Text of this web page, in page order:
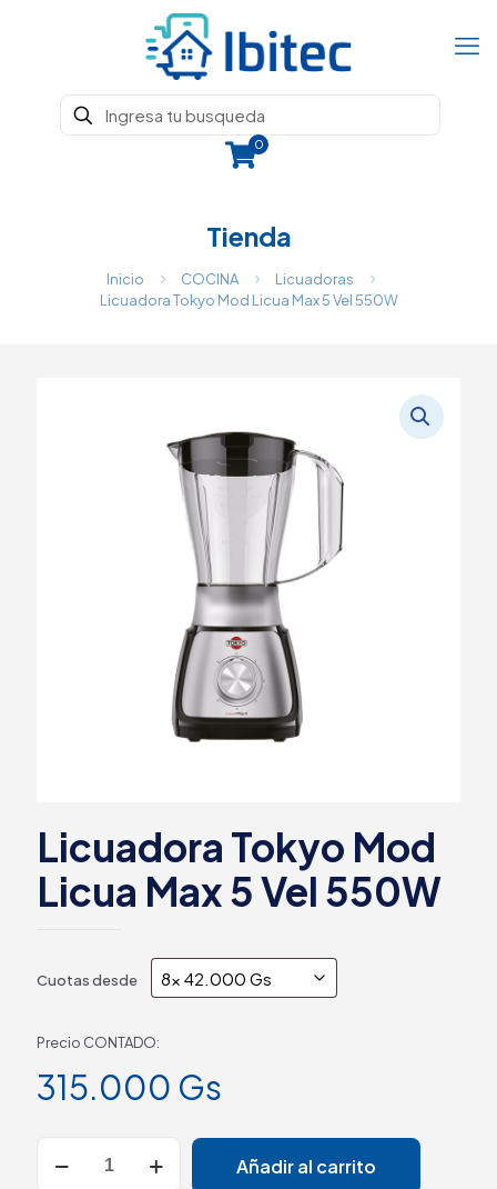
0
Tienda
Inicio COCINA
Licuadoras
Licuadora Tokyo Mod Licua Max 5 Vel 550W
Licuadora Tokyo Mod
Licua Max 5 Vel 550W
Cuotas desde
Precio CONTADO:
315.000 Gs
Añadir al carrito